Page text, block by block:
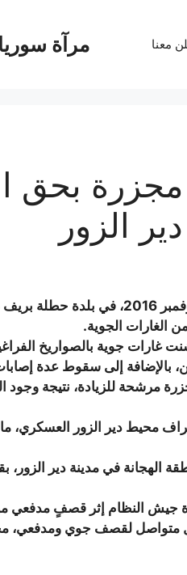
مرآة سوريا معنا
بحق
الزور
وقعت مجزرة، الجمعة 25 تشرين الثاني/
الغارات الجوية.
غارات جوية بالصواريخ
مرشحة للزيادة، نتيجة وجود
محيط دير الزور العسكري،
في مدينة دير الزور،
النظام إثر قصفٍ مدفعي من
متواصل لقصف جوي